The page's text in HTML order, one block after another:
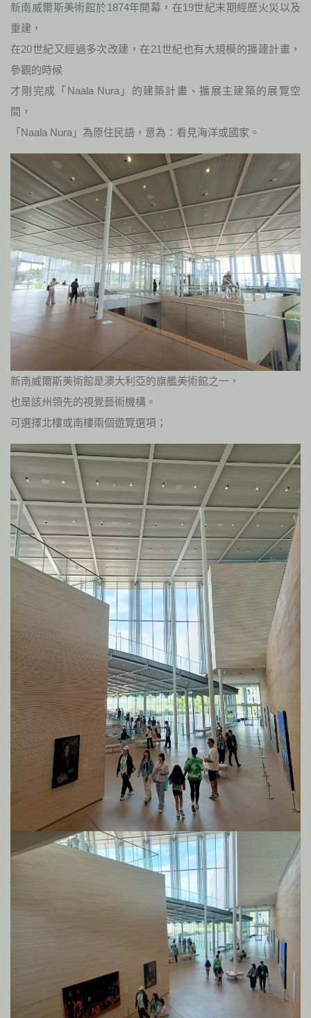
新南威爾斯美術館於1874年開幕，在19世紀末期經歷火災以及
重建，
在20世紀又經過多次改建，在21世紀也有大規模的擴建計畫，
參觀的時候
才剛完成「Naala Nura」的建築計畫、擴展主建築的展覽空
間，
「Naala Nura」為原住民語，意為：看見海洋或國家。
新南威爾斯美術館是澳大利亞的旗艦美術館之一，
也是該州領先的視覺藝術機構。
可選擇北樓或南樓兩個遊覽選項；